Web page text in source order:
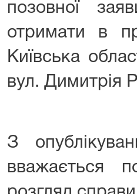
позовної
отримати в
Київська
вул. Димитрія
З
вважається